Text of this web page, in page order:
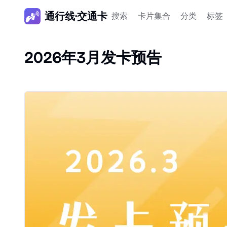
通行线·交通卡 搜索 卡片集合 分类 标签
2026年3月发卡预告